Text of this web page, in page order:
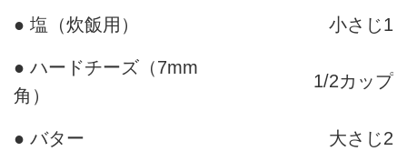
● 塩（炊飯用） 小さじ1
● ハードチーズ（7mm
角）
1/2カップ
● バター 大さじ2